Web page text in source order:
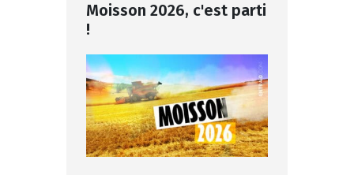
Moisson 2026, c'est parti
!